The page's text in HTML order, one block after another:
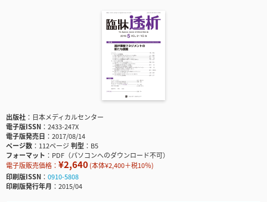
出版社
日本メディカルセンター
電子版ISSN
2433-247X
電子版発売日
2017/08/14
ページ数
112ページ判型
B5
フォーマット
PDF（パソコンへのダウンロード不可）
電子版販売価格： ¥2,640(本体¥2,400＋税10％)
印刷版ISSN
0910-5808
印刷版発行年月
2015/04